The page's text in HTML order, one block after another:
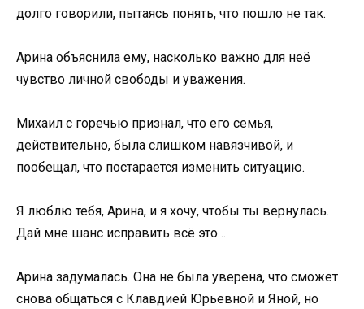
долго говорили, пытаясь понять, что пошло не так.
Арина объяснила ему, насколько важно для неё
чувство личной свободы и уважения.
Михаил с горечью признал, что его семья,
действительно, была слишком навязчивой, и
пообещал, что постарается изменить ситуацию.
Я люблю тебя, Арина, и я хочу, чтобы ты вернулась.
Дай мне шанс исправить всё это…
Арина задумалась. Она не была уверена, что сможет
снова общаться с Клавдией Юрьевной и Яной, но